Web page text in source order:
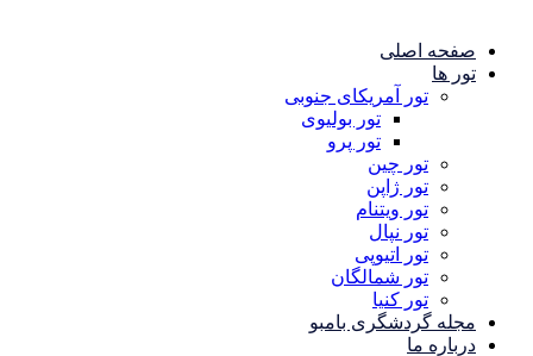
صفحه اصلی
تور ها
تور آمریکای جنوبی
تور بولیوی
تور پرو
تور چین
تور ژاپن
تور ویتنام
تور نپال
تور اتیوپی
تور شمالگان
تور کنیا
مجله گردشگری بامبو
درباره ما